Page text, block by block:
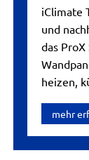
iClimate
und
das
heizen,
mehr